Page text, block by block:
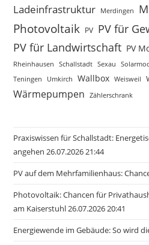
Ladeinfrastruktur Merdingen
Photovoltaik PV PV für
PV für Landwirtschaft PV
Rheinhausen
Schallstadt Sexau
Teningen
Umkirch Wallbox Weisweil
Wärmepumpen Zählerschrank
Praxiswissen für Schallstadt:
angehen 26.07.2026 21:44
PV auf dem Mehrfamilienhaus:
Photovoltaik: Chancen für
am Kaiserstuhl 26.07.2026 20:41
Energiewende im Gebäude: So wird